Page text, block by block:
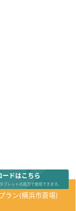
ラン(横浜市斎場)
ードはこちら
ブレットの両方で使用できます。